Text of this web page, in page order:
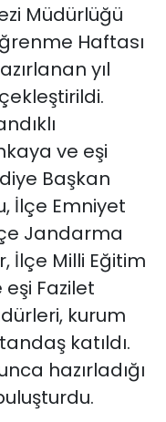
Müdürlüğü
Haftası
yıl
ve eşi
Başkan
İlçe Emniyet
Jandarma
İlçe Milli Eğitim
Fazilet
kurum
katıldı.
hazırladığı